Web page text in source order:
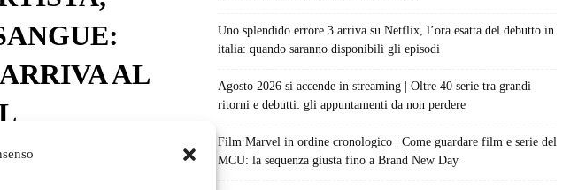
AL
Uno splendido errore 3 arriva su Netflix, l’ora esatta del debutto in
italia: quando saranno disponibili gli episodi
Agosto 2026 si accende in streaming | Oltre 40 serie tra grandi
ritorni e debutti: gli appuntamenti da non perdere
Film Marvel in ordine cronologico | Come guardare film e serie del
MCU: la sequenza giusta fino a Brand New Day